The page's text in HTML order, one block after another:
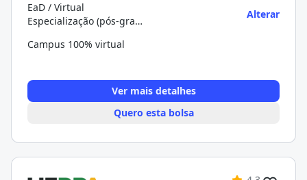
EaD / Virtual
Especialização (pós-graduação)
Alterar
Campus 100% virtual
Ver mais detalhes
Quero esta bolsa